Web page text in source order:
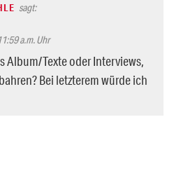
sagt:
a.m. Uhr
Album/Texte oder Interviews,
Bei letzterem würde ich